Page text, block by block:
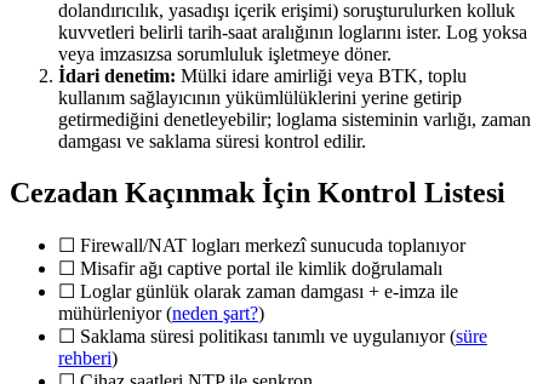
dolandırıcılık, yasadışı içerik erişimi) soruşturulurken kolluk
kuvvetleri belirli tarih-saat aralığının loglarını ister. Log yoksa
veya imzasızsa sorumluluk işletmeye döner.
İdari denetim: Mülki idare amirliği veya BTK, toplu
kullanım sağlayıcının yükümlülüklerini yerine getirip
getirmediğini denetleyebilir; loglama sisteminin varlığı, zaman
damgası ve saklama süresi kontrol edilir.
Cezadan Kaçınmak İçin Kontrol Listesi
☐ Firewall/NAT logları merkezî sunucuda toplanıyor
☐ Misafir ağı captive portal ile kimlik doğrulamalı
☐ Loglar günlük olarak zaman damgası + e-imza ile
mühürleniyor (neden şart?)
☐ Saklama süresi politikası tanımlı ve uygulanıyor (süre
rehberi)